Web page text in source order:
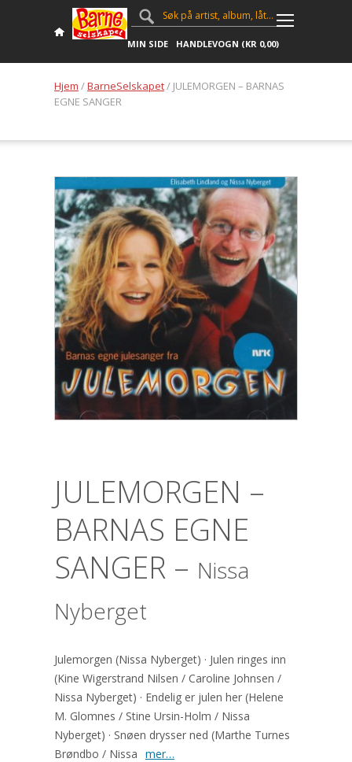
MIN SIDE HANDLEVOGN (KR 0,00)
Hjem /BarneSelskapet/ JULEMORGEN – BARNAS
EGNE SANGER
JULEMORGEN –
BARNAS EGNE
SANGER – Nissa
Nyberget
Julemorgen (Nissa Nyberget) · Julen ringes inn
(Kine Wigerstrand Nilsen / Caroline Johnsen /
Nissa Nyberget) · Endelig er julen her (Helene
M. Glomnes / Stine Ursin-Holm / Nissa
Nyberget) · Snøen drysser ned (Marthe Turnes
Brøndbo / Nissa mer…